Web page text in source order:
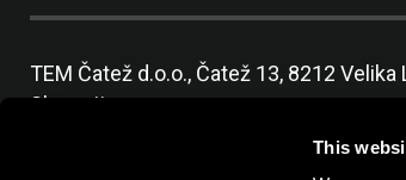
This
TEM Čatež d.o.o., Čatež 13, 8212 Velika
Slovenija
info@tem.si